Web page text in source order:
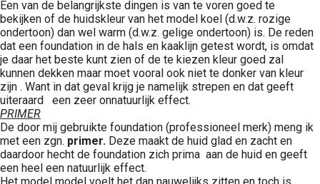
Een van de belangrijkste dingen is van te voren goed te
bekijken of de huidskleur van het model koel (d.w.z. rozige
ondertoon) dan wel warm (d.w.z. gelige ondertoon) is. De reden
dat een foundation in de hals en kaaklijn getest wordt, is omdat
je daar het beste kunt zien of de te kiezen kleur goed zal
kunnen dekken maar moet vooral ook niet te donker van kleur
zijn . Want in dat geval krijg je namelijk strepen en dat geeft
uiteraard een zeer onnatuurlijk effect.
PRIMER
De door mij gebruikte foundation (professioneel merk) meng ik
met een zgn. primer. Deze maakt de huid glad en zacht en
daardoor hecht de foundation zich prima aan de huid en geeft
een heel een natuurlijk effect.